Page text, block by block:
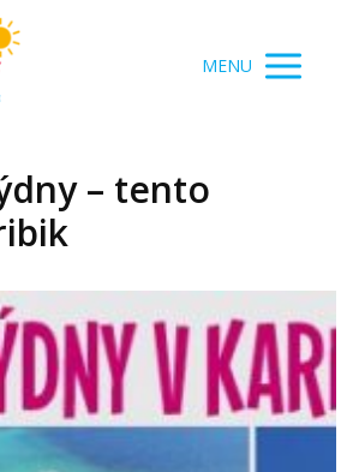
MENU
– tento